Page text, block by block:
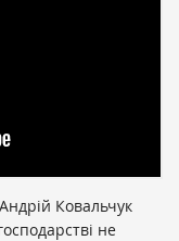
Ковальчук
не